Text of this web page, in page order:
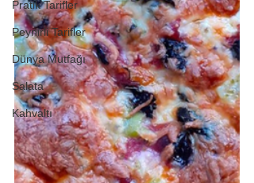
Pratik Tarifler
Peynirli Tarifler
Dünya Mutfağı
Salata
Kahvaltı